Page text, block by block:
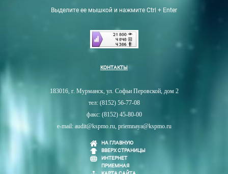
Выделите ее мышкой и нажмите Ctrl + Enter
КОНТАКТЫ
183016, г. Мурманск, ул. Софьи Перовской, дом 2
тел: (8152) 56-77-08
факс: (8152) 45-80-00
e-mail: audit@kspmo.ru, priemnaya@kspmo.ru
НА ГЛАВНУЮ
ВВЕРХ СТРАНИЦЫ
ИНТЕРНЕТ
ПРИЕМНАЯ